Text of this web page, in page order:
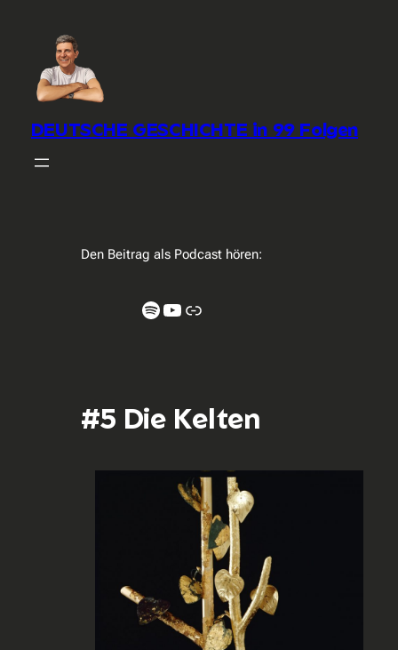
DEUTSCHE GESCHICHTE in 99 Folgen
Den Beitrag als Podcast hören:
Spotify YouTube Link
#5 Die Kelten